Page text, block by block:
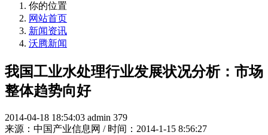
你的位置
网站首页
新闻资讯
沃腾新闻
我国工业水处理行业发展状况分析：市场
整体趋势向好
2014-04-18 18:54:03 admin 379
来源：中国产业信息网 / 时间：2014-1-15 8:56:27